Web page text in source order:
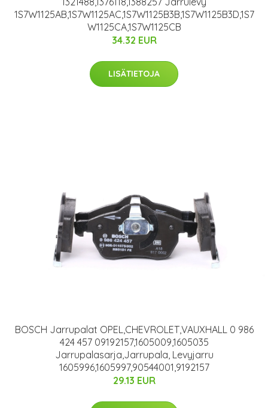
1S7W1125AB,1S7W1125AC,1S7W1125B3B,1S7W1125B3D,1S7
W1125CA,1S7W1125CB
34.32 EUR
LISÄTIETOJA
BOSCH Jarrupalat OPEL,CHEVROLET,VAUXHALL 0 986
424 457 09192157,1605009,1605035
Jarrupalasarja,Jarrupala, Levyjarru
1605996,1605997,90544001,9192157
29.13 EUR